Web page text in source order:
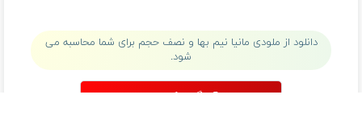
دانلود از ملودی مانیا نیم بها و نصف حجم برای شما محاسبه می
شود.
دانلود آهنگ با کیفیت اصلی